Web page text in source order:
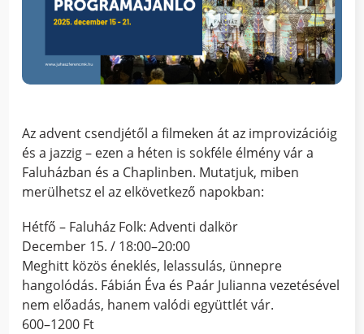
Az advent csendjétől a filmeken át az improvizációig
és a jazzig – ezen a héten is sokféle élmény vár a
Faluházban és a Chaplinben. Mutatjuk, miben
merülhetsz el az elkövetkező napokban:
Hétfő – Faluház Folk: Adventi dalkör
December 15. / 18:00–20:00
Meghitt közös éneklés, lelassulás, ünnepre
hangolódás. Fábián Éva és Paár Julianna vezetésével
nem előadás, hanem valódi együttlét vár.
600–1200 Ft